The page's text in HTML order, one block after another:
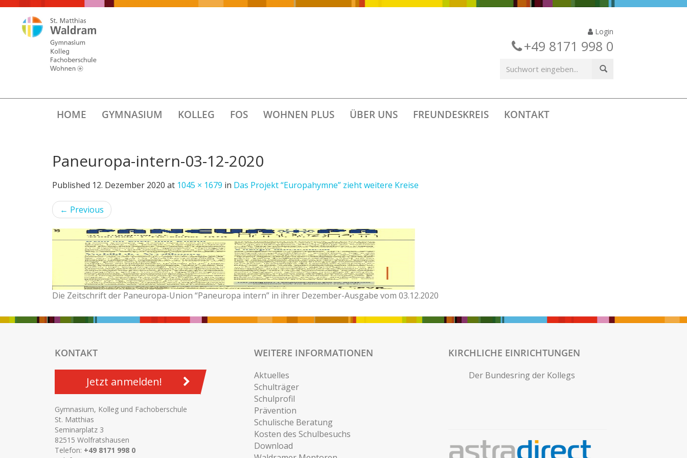
Login
+49 8171 998 0
HOME GYMNASIUM KOLLEG FOS WOHNEN PLUS ÜBER UNS FREUNDESKREIS KONTAKT
Paneuropa-intern-03-12-2020
Published 12. Dezember 2020 at 1045 × 1679 in Das Projekt “Europahymne” zieht weitere Kreise
← Previous
Die Zeitschrift der Paneuropa-Union “Paneuropa intern” in ihrer Dezember-Ausgabe vom 03.12.2020
KONTAKT
Jetzt anmelden!
Gymnasium, Kolleg und Fachoberschule
St. Matthias
Seminarplatz 3
82515 Wolfratshausen
Telefon: +49 8171 998 0
WEITERE INFORMATIONEN
Aktuelles
Schulträger
Schulprofil
Prävention
Schulische Beratung
Kosten des Schulbesuchs
Download
KIRCHLICHE EINRICHTUNGEN
Der Bundesring der Kollegs